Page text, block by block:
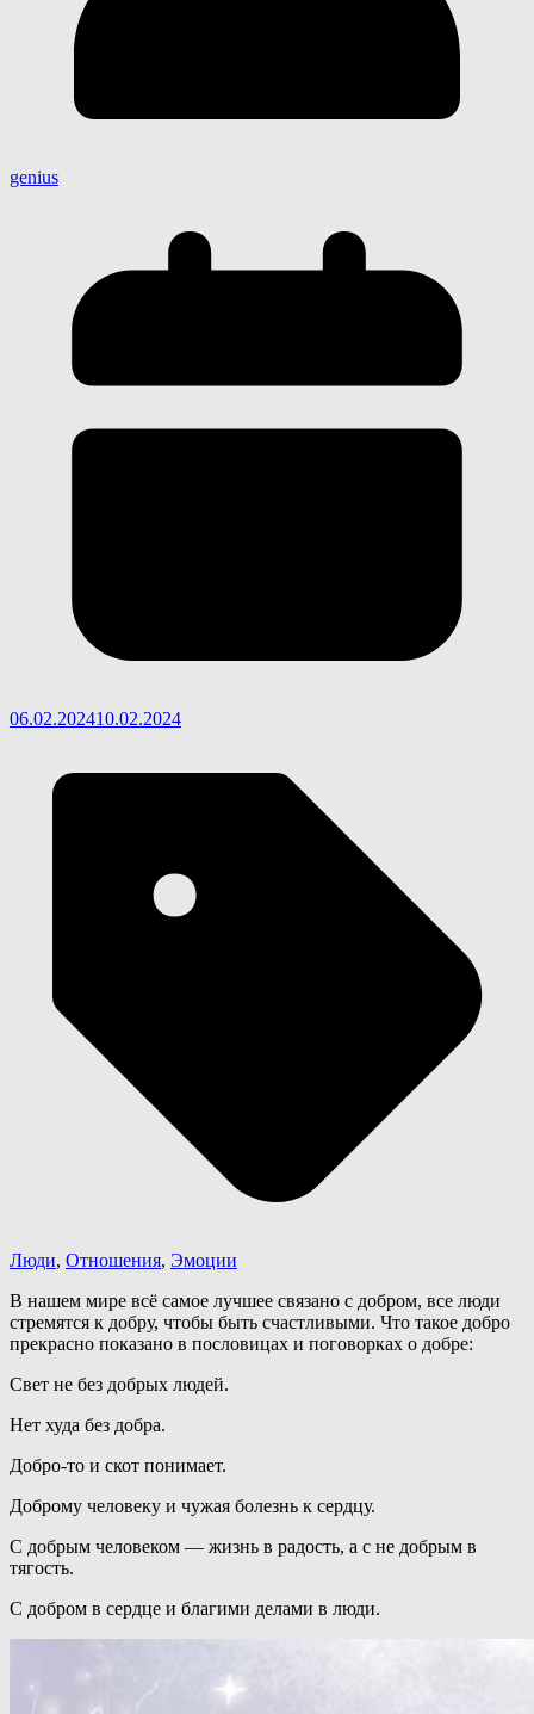
genius
06.02.202410.02.2024
Люди, Отношения, Эмоции
В нашем мире всё самое лучшее связано с добром, все люди
стремятся к добру, чтобы быть счастливыми. Что такое добро
прекрасно показано в пословицах и поговорках о добре:
Свет не без добрых людей.
Нет худа без добра.
Добро-то и скот понимает.
Доброму человеку и чужая болезнь к сердцу.
С добрым человеком — жизнь в радость, а с не добрым в
тягость.
С добром в сердце и благими делами в люди.